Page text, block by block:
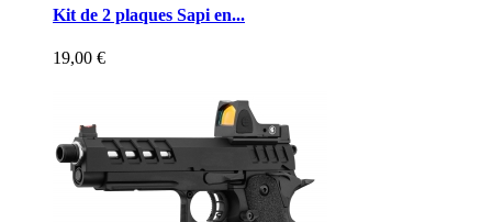
Kit de 2 plaques Sapi en...
19,00 €